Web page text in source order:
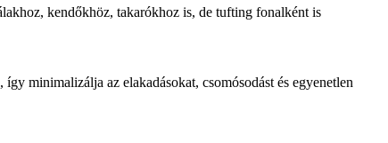
kendőkhöz, takarókhoz is, de tufting fonalként is
minimalizálja az elakadásokat, csomósodást és egyenetlen